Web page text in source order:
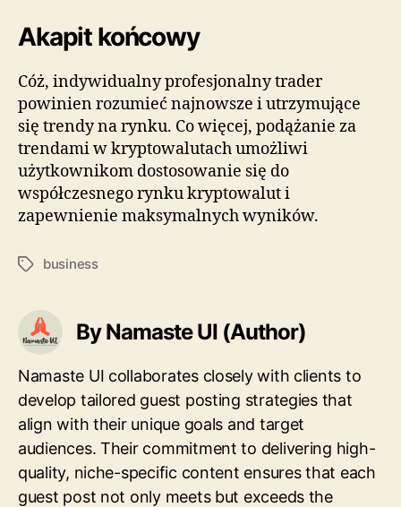
Akapit końcowy
Cóż, indywidualny profesjonalny trader
powinien rozumieć najnowsze i utrzymujące
się trendy na rynku. Co więcej, podążanie za
trendami w kryptowalutach umożliwi
użytkownikom dostosowanie się do
współczesnego rynku kryptowalut i
zapewnienie maksymalnych wyników.
Tagsbusiness
By Namaste UI (Author)
Namaste UI collaborates closely with clients to
develop tailored guest posting strategies that
align with their unique goals and target
audiences. Their commitment to delivering high-
quality, niche-specific content ensures that each
guest post not only meets but exceeds the